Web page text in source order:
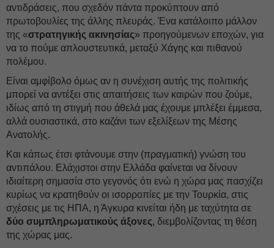
αντιδράσεις, που σχεδόν πάντα προκύπτουν από
πρωτοβουλίες της άλλης πλευράς. Ένα κατάλοιπο μάλλον
της «στρατηγικής ακινησίας» προηγούμενων εποχών, για
να το πούμε απλουστευτικά, μεταξύ Χάγης και πιθανού
πολέμου.
Είναι αμφίβολο όμως αν η συνέχιση αυτής της πολιτικής
μπορεί να αντέξει στις απαιτήσεις των καιρών που ζούμε,
ιδίως από τη στιγμή που άθελά μας έχουμε μπλέξει έμμεσα,
αλλά ουσιαστικά, στο καζάνι των εξελίξεων της Μέσης
Ανατολής.
Και κάπως έτσι φτάνουμε στην (πραγματική) γνώση του
αντιπάλου. Ελάχιστοι στην Ελλάδα φαίνεται να δίνουν
ιδιαίτερη σημασία στο γεγονός ότι ενώ η χώρα μας πασχίζει
κυρίως να κρατηθούν οι ισορροπίες με την Τουρκία, στις
σχέσεις με τις ΗΠΑ, η Άγκυρα κινείται ήδη με ταχύτητα σε
δύο συμπληρωματικούς άξονες, διεμβολίζοντας τη θέση
της χώρας μας.